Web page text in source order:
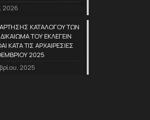
2026
ΚΑΤΑΛΟΓΟΥ ΤΩΝ
ΤΟΥ ΕΚΛΕΓΕΙΝ
ΚΑΤΑ ΤΙΣ ΑΡΧΑΙΡΕΣΙΕΣ
2025
2025